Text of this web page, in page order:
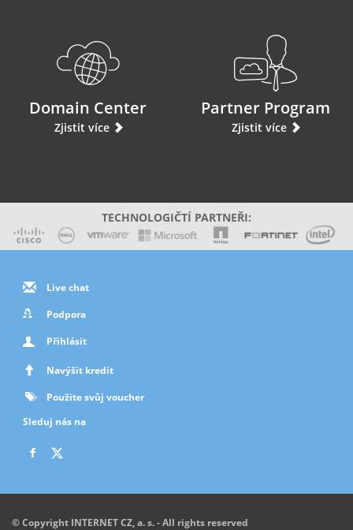
Domain Center
Zjistit více
Partner Program
Zjistit více
TECHNOLOGIČTÍ PARTNEŘI:
Live chat
Podpora
Přihlásit
Navýšit kredit
Použite svůj voucher
Sleduj nás na
© Copyright INTERNET CZ, a. s. - All rights reserved